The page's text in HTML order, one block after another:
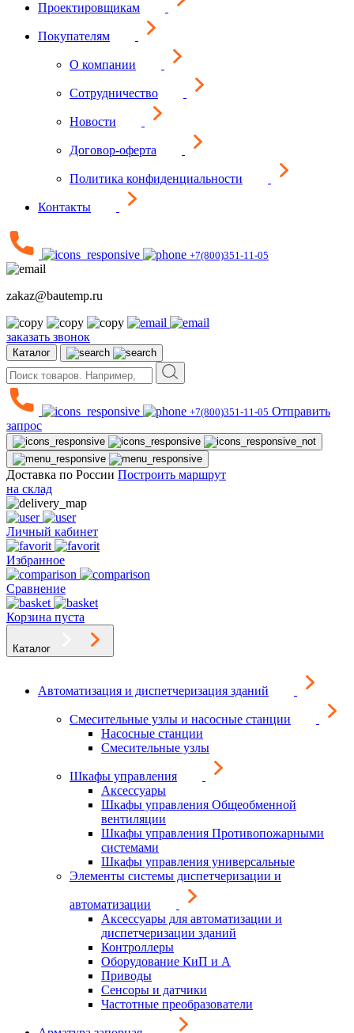
Проектировщикам
Покупателям
О компании
Сотрудничество
Новости
Договор-оферта
Политика конфиденциальности
Контакты
+7(800)351-11-05
zakaz@bautemp.ru
заказать звонок
Каталог
+7(800)351-11-05 Отправить
запрос
Доставка по России Построить маршрут
на склад
Личный кабинет
Избранное
Сравнение
Корзина пуста
Каталог
Автоматизация и диспетчеризация зданий
Смесительные узлы и насосные станции
Насосные станции
Смесительные узлы
Шкафы управления
Аксессуары
Шкафы управления Общеобменной
вентиляции
Шкафы управления Противопожарными
системами
Шкафы управления универсальные
Элементы системы диспетчеризации и
автоматизации
Аксессуары для автоматизации и
диспетчеризации зданий
Контроллеры
Оборудование КиП и А
Приводы
Сенсоры и датчики
Частотные преобразователи